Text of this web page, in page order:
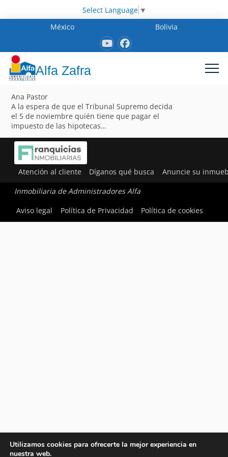
Select Language ▼
México
Bolivia
Alfa Zafra
Ana Pastor
A la espera de que el Tribunal Supremo decida
el 5 de noviembre quién tiene que pagar el
impuesto de las hipotecas…
Atención al cliente Díganos qué busca Anuncie su
Inmobiliaria de Administradores Alfa
Aviso legal
Política de Privacidad Política de cookies
Utilizamos cookies para ofrecerte la mejor experiencia en
nuestra web.